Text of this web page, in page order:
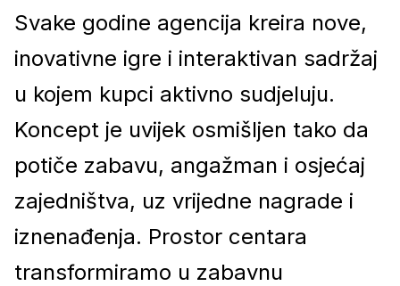
Svake godine agencija kreira nove,
inovativne igre i interaktivan sadržaj
u kojem kupci aktivno sudjeluju.
Koncept je uvijek osmišljen tako da
potiče zabavu, angažman i osjećaj
zajedništva, uz vrijedne nagrade i
iznenađenja. Prostor centara
transformiramo u zabavnu